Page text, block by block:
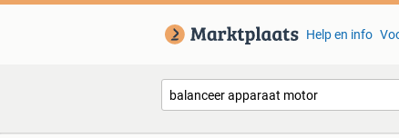
Help en info